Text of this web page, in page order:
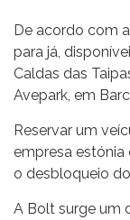
De acordo com
para já,
Caldas das
Avepark, em
Reservar um
empresa
o desbloqueio
A Bolt surge um